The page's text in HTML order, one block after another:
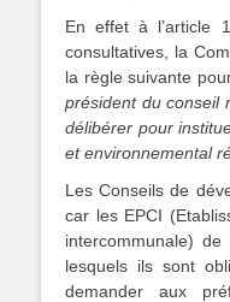
En effet à l’article 1
consultatives, la
la règle suivante
président du conseil
délibérer pour
et environnemental
Les Conseils de
car les EPCI
intercommunale)
lesquels ils sont
demander aux